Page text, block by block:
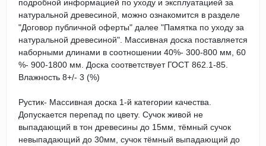
подробной информацией по уходу и эксплуатацией за
натуральной древесиной, можно ознакомится в разделе
"Договор публичной оферты" далее "Памятка по уходу за
натуральной древесиной". Массивная доска поставляется
наборными длинами в соотношении 40%- 300-800 мм, 60
%- 900-1800 мм. Доска соответствует ГОСТ 862.1-85.
Влажность 8+/- 3 (%)
Рустик- Массивная доска 1-й категории качества.
Допускается перепад по цвету. Сучок живой не
выпадающий в тон древесины до 15мм, тёмный сучок
невыпадающий до 30мм, сучок тёмный выпадающий до